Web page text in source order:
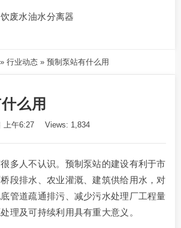
废水油水分离器
» 行业动态 » 预制泵站有什么用
么用
上午6:27 Views: 1,834
多人不认识。预制泵站的建设有利于市
段排水、农业灌溉、建筑供给用水，对
管道疏通排污、减少污水处理厂工程量
理及可持续利用具有重大意义。